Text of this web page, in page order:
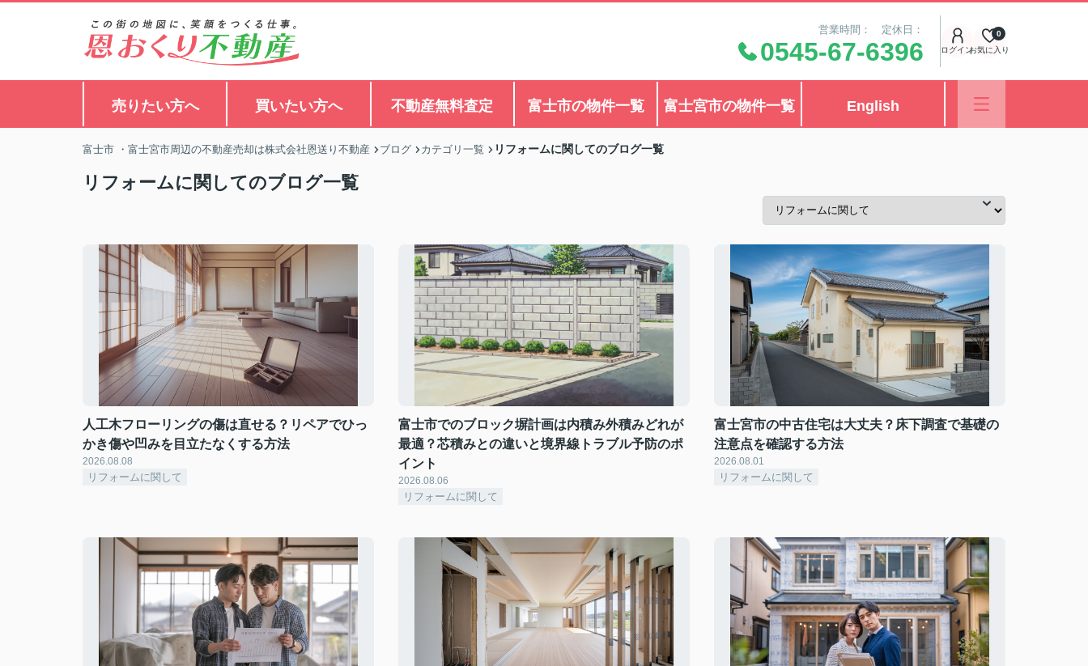
営業時間： 定休日：
0545-67-6396 ログインお気に入り
0
売りたい方へ 買いたい方へ 不動産無料査定 富士市の物件一覧 富士宮市の物件一覧 English
富士市 ・富士宮市周辺の不動産売却は株式会社恩送り不動産 ブログ カテゴリ一覧 リフォームに関してのブログ一覧
リフォームに関してのブログ一覧
人工木フローリングの傷は直せる？リペアでひっ
かき傷や凹みを目立たなくする方法
2026.08.08
リフォームに関して
富士市でのブロック塀計画は内積み外積みどれが
最適？芯積みとの違いと境界線トラブル予防のポ
イント
2026.08.06
リフォームに関して
富士宮市の中古住宅は大丈夫？床下調査で基礎の
注意点を確認する方法
2026.08.01
リフォームに関して